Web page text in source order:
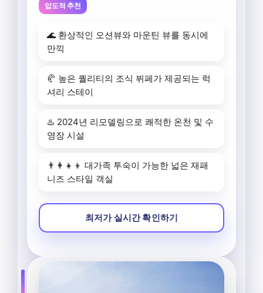
압도적 추천
🌊 환상적인 오션뷰와 마운틴 뷰를 동시에
만끽
🥐 높은 퀄리티의 조식 뷔페가 제공되는 럭
셔리 스테이
♨️ 2024년 리모델링으로 쾌적한 온천 및 수
영장 시설
👨‍👩‍👧‍👦 대가족 투숙이 가능한 넓은 재패
니즈 스타일 객실
최저가 실시간 확인하기